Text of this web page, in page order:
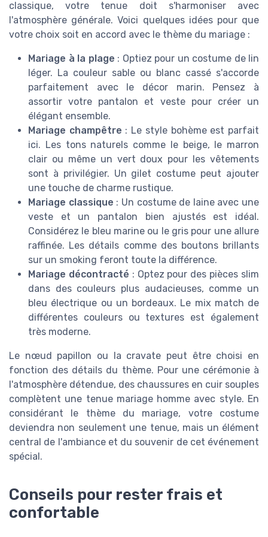
classique, votre tenue doit s'harmoniser avec
l'atmosphère générale. Voici quelques idées pour que
votre choix soit en accord avec le thème du mariage :
Mariage à la plage : Optiez pour un costume de lin
léger. La couleur sable ou blanc cassé s'accorde
parfaitement avec le décor marin. Pensez à
assortir votre pantalon et veste pour créer un
élégant ensemble.
Mariage champêtre : Le style bohème est parfait
ici. Les tons naturels comme le beige, le marron
clair ou même un vert doux pour les vêtements
sont à privilégier. Un gilet costume peut ajouter
une touche de charme rustique.
Mariage classique : Un costume de laine avec une
veste et un pantalon bien ajustés est idéal.
Considérez le bleu marine ou le gris pour une allure
raffinée. Les détails comme des boutons brillants
sur un smoking feront toute la différence.
Mariage décontracté : Optez pour des pièces slim
dans des couleurs plus audacieuses, comme un
bleu électrique ou un bordeaux. Le mix match de
différentes couleurs ou textures est également
très moderne.
Le nœud papillon ou la cravate peut être choisi en
fonction des détails du thème. Pour une cérémonie à
l'atmosphère détendue, des chaussures en cuir souples
complètent une tenue mariage homme avec style. En
considérant le thème du mariage, votre costume
deviendra non seulement une tenue, mais un élément
central de l'ambiance et du souvenir de cet événement
spécial.
Conseils pour rester frais et
confortable